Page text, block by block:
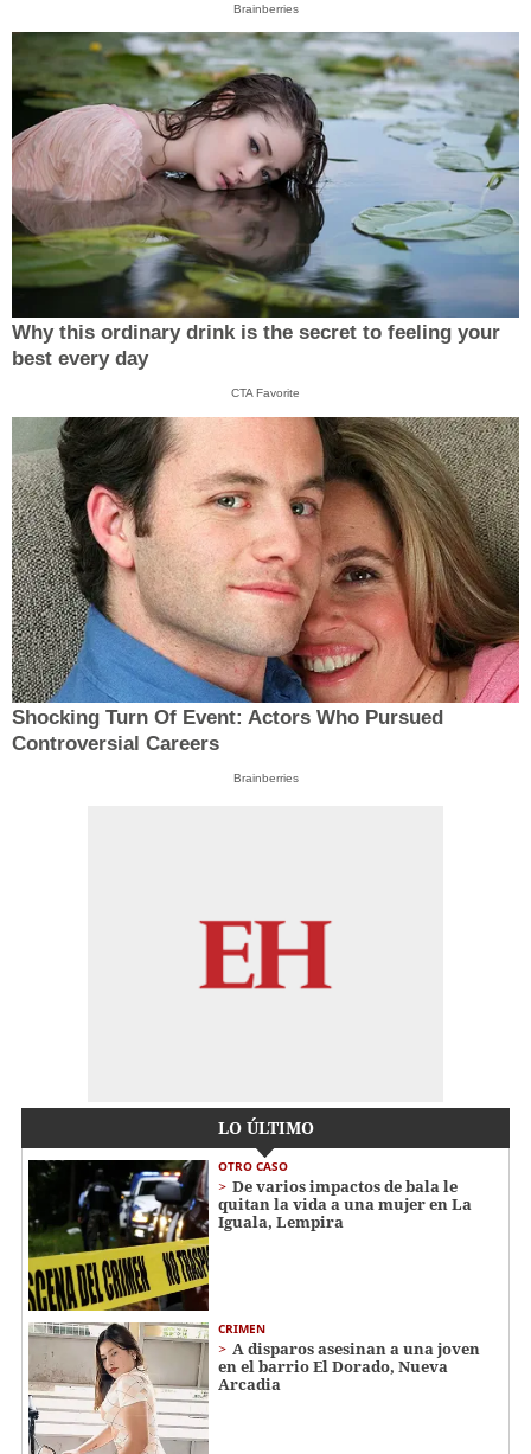
Brainberries
Why this ordinary drink is the secret to feeling your
best every day
CTA Favorite
Shocking Turn Of Event: Actors Who Pursued
Controversial Careers
Brainberries
LO ÚLTIMO
OTRO CASO
De varios impactos de bala le
quitan la vida a una mujer en La
Iguala, Lempira
CRIMEN
A disparos asesinan a una joven
en el barrio El Dorado, Nueva
Arcadia